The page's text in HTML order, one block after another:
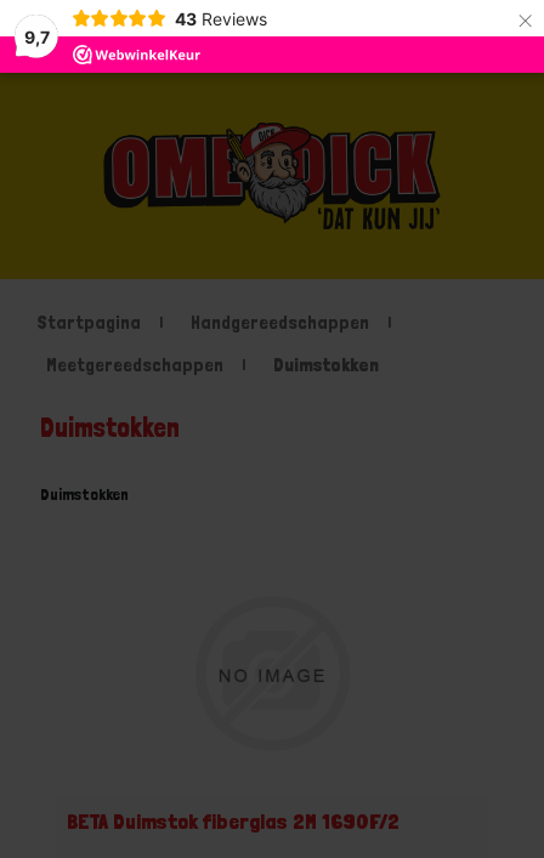
9,7
43 Reviews ×
Startpagina
Handgereedschappen
Meetgereedschappen
Duimstokken
Duimstokken
Duimstokken
BETA Duimstok fiberglas 2M 1690F/2